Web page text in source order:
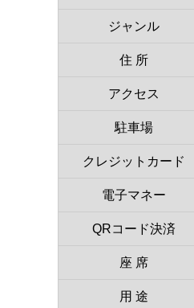
ジャンル
住 所
アクセス
駐車場
クレジットカード
電子マネー
QRコード決済
座 席
用 途